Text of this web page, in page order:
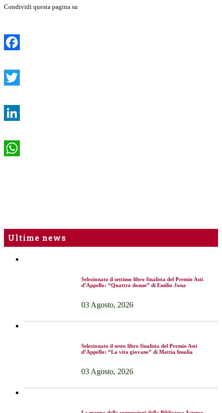
Condividi questa pagina su
Ultime news
Selezionato il settimo libro finalista del Premio Asti
d’Appello: “Quattro donne” di Emilio Jona
03 Agosto, 2026
Selezionato il sesto libro finalista del Premio Asti
d’Appello: “La vita giovane” di Mattia Insolia
03 Agosto, 2026